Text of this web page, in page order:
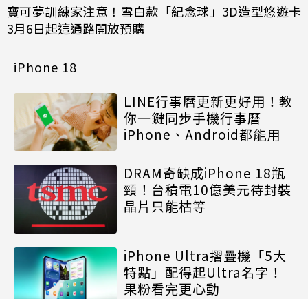
寶可夢訓練家注意！雪白款「紀念球」3D造型悠遊卡
3月6日起這通路開放預購
iPhone 18
LINE行事曆更新更好用！教
你一鍵同步手機行事曆
iPhone、Android都能用
DRAM奇缺成iPhone 18瓶
頸！台積電10億美元待封裝
晶片只能枯等
iPhone Ultra摺疊機「5大
特點」配得起Ultra名字！
果粉看完更心動